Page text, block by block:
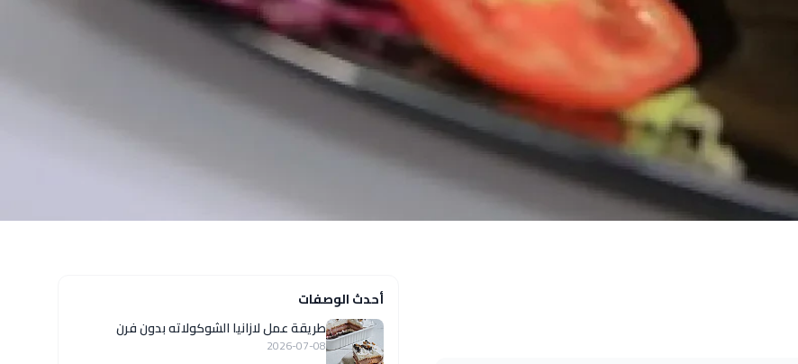
أحدث الوصفات
طريقة عمل لازانيا الشوكولاته بدون فرن
2026-07-08